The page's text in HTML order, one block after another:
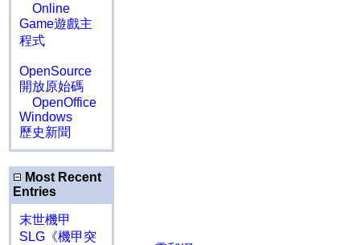
Online
Game遊戲主
程式
OpenSource
開放原始碼
OpenOffice
Windows
歷史新聞
Most Recent
Entries
末世機甲
SLG《機甲突